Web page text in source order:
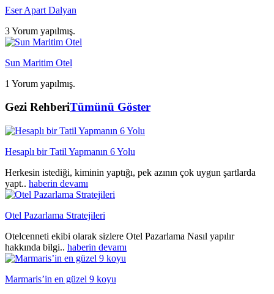
Eser Apart Dalyan
3 Yorum yapılmış.
Sun Maritim Otel
1 Yorum yapılmış.
Gezi RehberiTümünü Göster
Hesaplı bir Tatil Yapmanın 6 Yolu
Herkesin istediği, kiminin yaptığı, pek azının çok uygun şartlarda
yapt.. haberin devamı
Otel Pazarlama Stratejileri
Otelcenneti ekibi olarak sizlere Otel Pazarlama Nasıl yapılır
hakkında bilgi.. haberin devamı
Marmaris’in en güzel 9 koyu